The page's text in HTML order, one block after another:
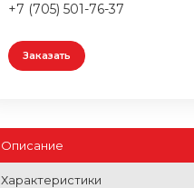
+7 (705) 501-76-37
Заказать
Описание
Характеристики